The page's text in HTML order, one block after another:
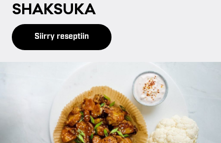
SHAK­SU­KA
Siirry reseptiin